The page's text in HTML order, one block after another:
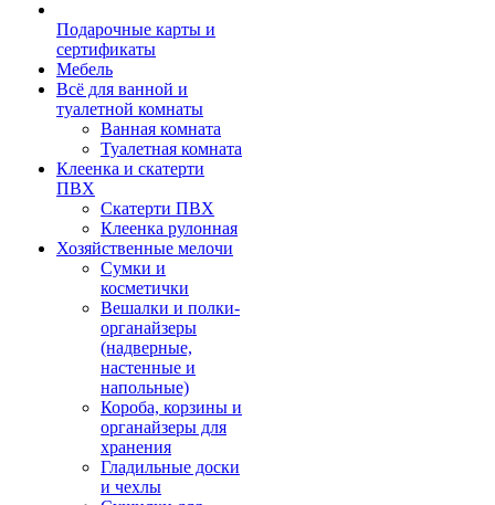
Подарочные карты и
сертификаты
Мебель
Всё для ванной и
туалетной комнаты
Ванная комната
Туалетная комната
Клеенка и скатерти
ПВХ
Скатерти ПВХ
Клеенка рулонная
Хозяйственные мелочи
Сумки и
косметички
Вешалки и полки-
органайзеры
(надверные,
настенные и
напольные)
Короба, корзины и
органайзеры для
хранения
Гладильные доски
и чехлы